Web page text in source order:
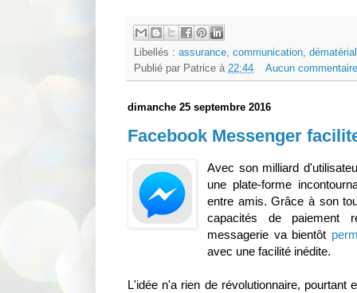
Libellés : assurance communication
Publié par Patrice à 22:44 Aucun
dimanche 25 septembre 2016
Facebook Messenger
Avec son milliard
une plate-forme
entre amis. Grâce à son
capacités de paiement
messagerie va bientôt
avec une facilité inédite.
L'idée n'a rien de révolutionnaire, pourtant